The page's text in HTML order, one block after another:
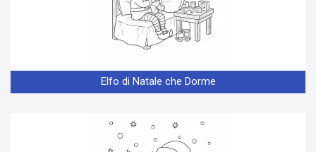
Elfo di Natale che Dorme